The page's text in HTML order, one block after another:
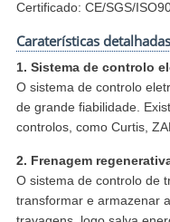
Certificado: CE/SGS/
Caraterísticas detalhadas
1. Sistema de controlo
O sistema de controlo
de grande fiabilidade.
controlos, como Curtis,
2. Frenagem
O sistema de controlo de
transformar e armazenar